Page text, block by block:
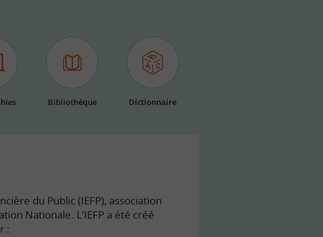
Bibliothèque Dictionnaire
du Public (IEFP), association
Nationale. L’IEFP a été créé
: